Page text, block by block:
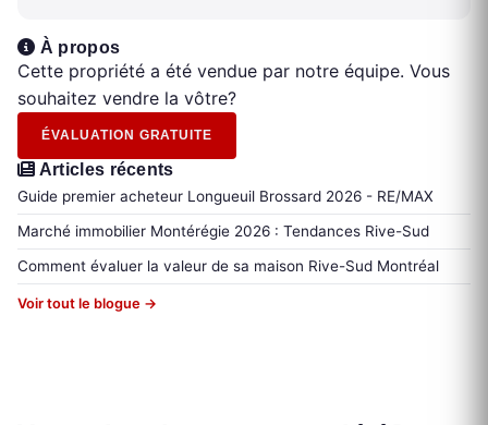
À propos
Cette propriété a été vendue par notre équipe. Vous
souhaitez vendre la vôtre?
ÉVALUATION GRATUITE
Articles récents
Guide premier acheteur Longueuil Brossard 2026 - RE/MAX
Marché immobilier Montérégie 2026 : Tendances Rive-Sud
Comment évaluer la valeur de sa maison Rive-Sud Montréal
Voir tout le blogue →